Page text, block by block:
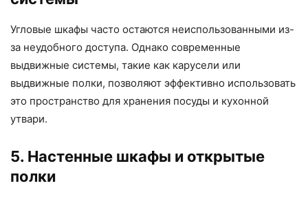
Угловые шкафы часто остаются неиспользованными из-
за неудобного доступа. Однако современные
выдвижные системы, такие как карусели или
выдвижные полки, позволяют эффективно использовать
это пространство для хранения посуды и кухонной
утвари.
5. Настенные шкафы и открытые
полки